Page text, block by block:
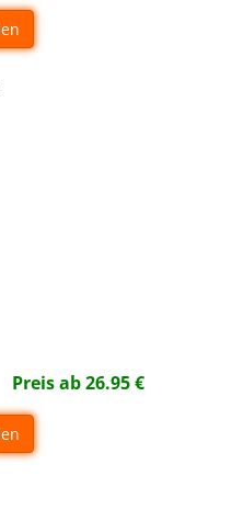
Preis ab26.95€